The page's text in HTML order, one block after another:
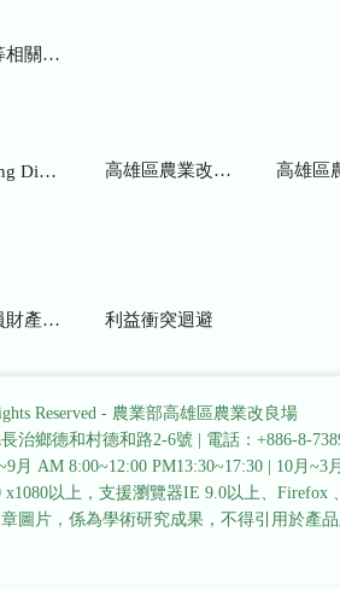
網站
Extension Station 高雄區農業改良場年報 高雄區
申報 利益衝突迴避
Reserved - 農業部高雄區農業改良場
治鄉德和村德和路2-6號
電話：+886-8-
月 AM 8:00~12:00 PM13:30~17:30
10月~3
以上，支援瀏覽器IE 9.0以上、Firefox
圖片，係為學術研究成果，不得引用於產